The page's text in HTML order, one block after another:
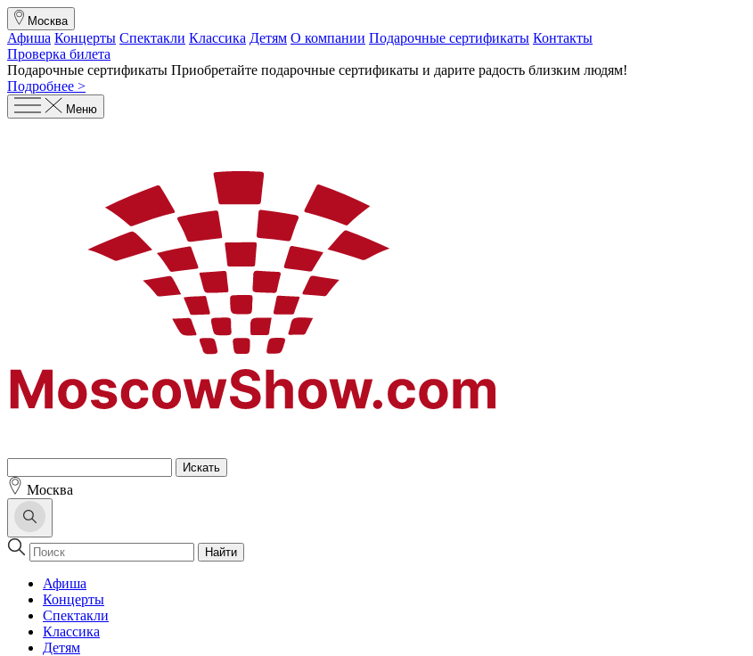
Москва
Афиша Концерты Спектакли Классика Детям О компании Подарочные сертификаты Контакты
Проверка билета
Подарочные сертификаты Приобретайте подарочные сертификаты и дарите радость близким людям!
Подробнее >
Меню
Москва
Найти
Афиша
Концерты
Спектакли
Классика
Детям